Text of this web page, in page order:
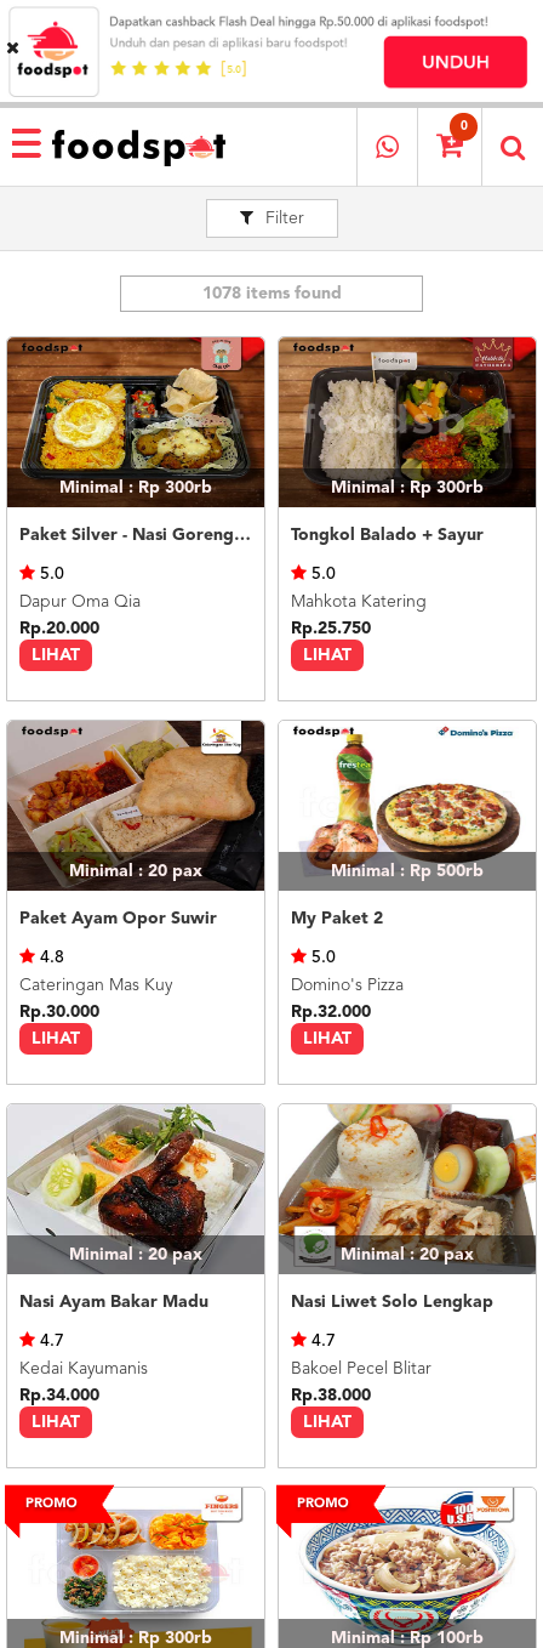
HOME
MENU
RESTAURANT
MEREKA
KATALOG
LOYALTY
PROGRAM
ABOUT
BLOG
TERMS
CENTER
021
5091
3494
LOGIN
DAFTAR
0
Filter
1078 items found
Minimal : Rp 300rb
Paket Silver - Nasi Goreng Nanas Geprek Mozza
LIHAT
5.0
Dapur Oma Qia
Rp.20.000
Minimal : Rp 300rb
Tongkol Balado + Sayur
LIHAT
5.0
Mahkota Katering
Rp.25.750
Minimal : 20pax
Paket Ayam Opor Suwir
LIHAT
4.8
Cateringan Mas Kuy
Rp.30.000
Minimal : Rp 500rb
My Paket 2
LIHAT
5.0
Domino's Pizza
Rp.32.000
Minimal : 20pax
Nasi Ayam Bakar Madu
LIHAT
4.7
Kedai Kayumanis
Rp.34.000
Minimal : 20pax
Nasi Liwet Solo Lengkap
LIHAT
4.7
Bakoel Pecel Blitar
Rp.38.000
Minimal : Rp 300rb Minimal : Rp 100rb